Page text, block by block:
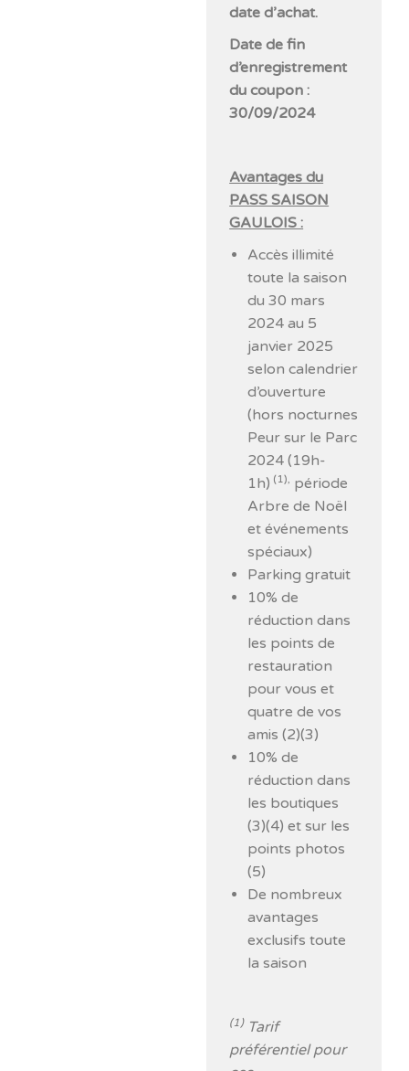
date d’achat.
Date de fin
d’enregistrement
du coupon :
30/09/2024
Avantages du
PASS SAISON
GAULOIS :
Accès illimité
toute la saison
du 30 mars
2024 au 5
janvier 2025
selon calendrier
d’ouverture
(hors nocturnes
Peur sur le Parc
2024 (19h-
1h) (1), période
Arbre de Noël
et événements
spéciaux)
Parking gratuit
10% de
réduction dans
les points de
restauration
pour vous et
quatre de vos
amis (2)(3)
10% de
réduction dans
les boutiques
(3)(4) et sur les
points photos
(5)
De nombreux
avantages
exclusifs toute
la saison
(1)Tarif
préférentiel pour